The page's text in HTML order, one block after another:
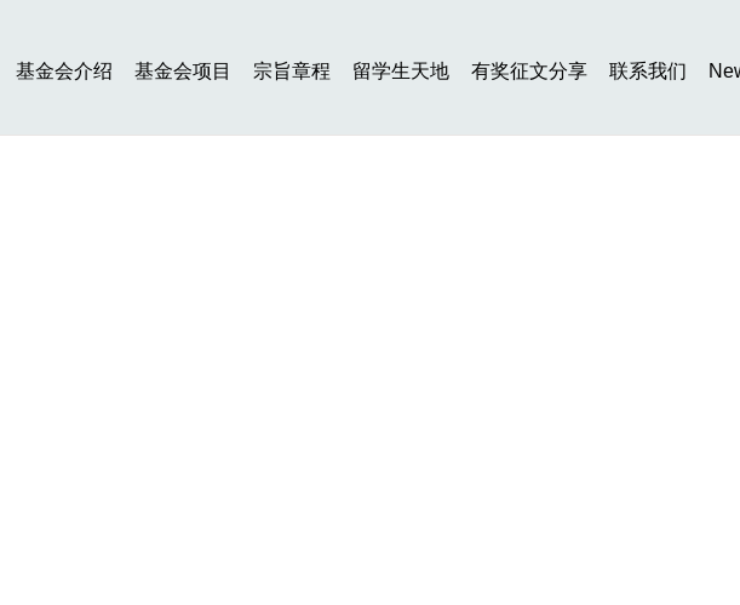
基金会介绍 基金会项目 宗旨章程 留学生天地 有奖征文分享 联系我们